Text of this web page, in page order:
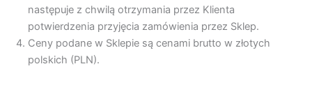
następuje z chwilą otrzymania przez Klienta
potwierdzenia przyjęcia zamówienia przez Sklep.
Ceny podane w Sklepie są cenami brutto w złotych
polskich (PLN).